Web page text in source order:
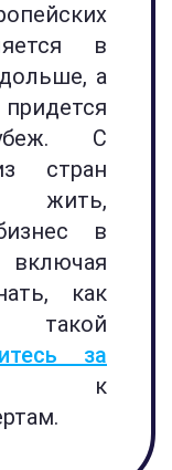
в
а
С
стран
жить,
в
как
такой
за